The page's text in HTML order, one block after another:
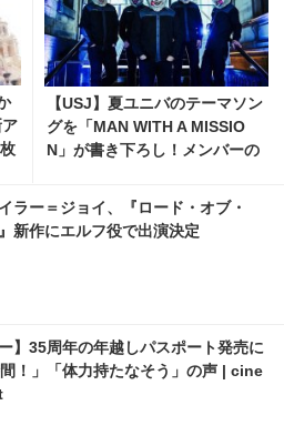
【USJ】夏ユニバのテーマソン
グを「MAN WITH A MISSIO
N」が書き下ろし！メンバーの
ラー＝ジョイ、『ロード・オブ・
新作にエルフ役で出演決定
ー】35周年の年越しパスポート発売に
間！」「体力持たなそう」の声 | cine